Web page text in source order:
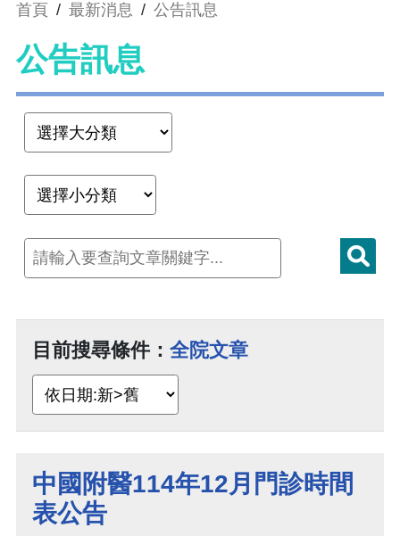
首頁 / 最新消息 / 公告訊息
公告訊息
目前搜尋條件： 全院文章
中國附醫114年12月門診時間
表公告